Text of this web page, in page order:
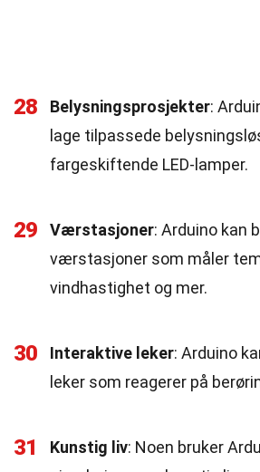
28 Belysningsprosjekter:
lage tilpassede
fargeskiftende LED-lamper.
29 Værstasjoner: Arduino kan
værstasjoner som måler
vindhastighet og mer.
30 Interaktive leker: Arduino
leker som reagerer på
31 Kunstig liv: Noen bruker